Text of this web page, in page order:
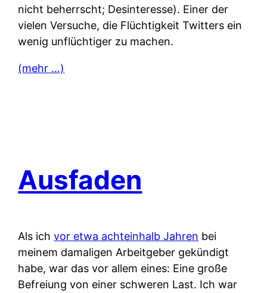
nicht beherrscht; Desinteresse). Einer der
vielen Versuche, die Flüchtigkeit Twitters ein
wenig unflüchtiger zu machen.
(mehr …)
Ausfaden
Als ichvor etwa achteinhalb Jahren bei
meinem damaligen Arbeitgeber gekündigt
habe, war das vor allem eines: Eine große
Befreiung von einer schweren Last. Ich war